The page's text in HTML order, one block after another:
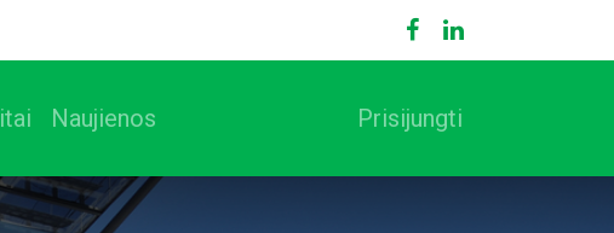
Naujienos Prisijungti